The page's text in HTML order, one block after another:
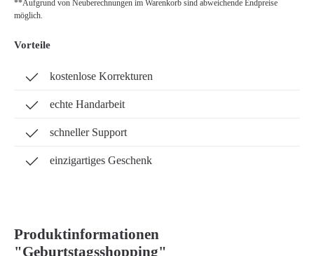
**Aufgrund von Neuberechnungen im Warenkorb sind abweichende Endpreise
möglich.
Vorteile
kostenlose Korrekturen
echte Handarbeit
schneller Support
einzigartiges Geschenk
Produktinformationen
"Geburtstagsshopping"